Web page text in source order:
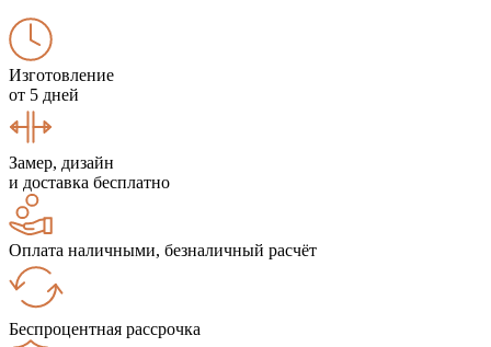
Изготовление
от 5 дней
Замер, дизайн
и доставка бесплатно
Оплата наличными, безналичный расчёт
Беспроцентная рассрочка